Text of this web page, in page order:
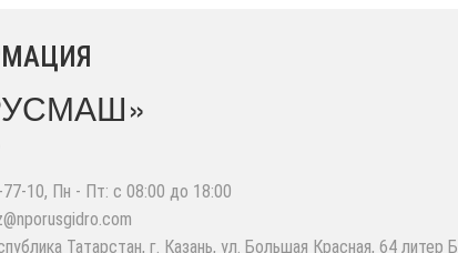
10, Пн - Пт: с 08:00 до 18:00
Татарстан, г. Казань, ул. Большая Красная, 64 литер Б